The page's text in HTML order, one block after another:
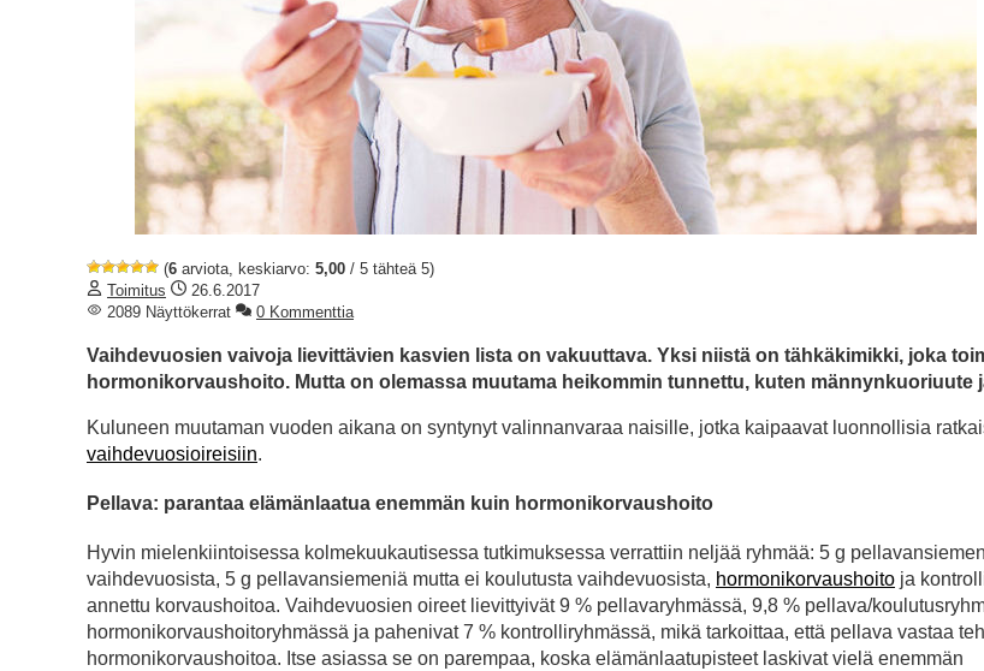
(6 arviota, keskiarvo: 5,00 / 5 tähteä 5)
Toimitus
26.6.2017
2089 Näyttökerrat
0 Kommenttia
Vaihdevuosien vaivoja lievittävien kasvien lista on vakuuttava. Yksi niistä on tähkäkimikki, joka
hormonikorvaushoito. Mutta on olemassa muutama heikommin tunnettu, kuten
Kuluneen muutaman vuoden aikana on syntynyt valinnanvaraa naisille, jotka kaipaavat luonnollisia
vaihdevuosioireisiin.
Pellava: parantaa elämänlaatua enemmän kuin hormonikorvaushoito
Hyvin mielenkiintoisessa kolmekuukautisessa tutkimuksessa verrattiin neljää ryhmää: 5 g
vaihdevuosista, 5 g pellavansiemeniä mutta ei koulutusta vaihdevuosista, hormonikorvaushoito ja
annettu korvaushoitoa. Vaihdevuosien oireet lievittyivät 9 % pellavaryhmässä, 9,8 % pellava/
hormonikorvaushoitoryhmässä ja pahenivat 7 % kontrolliryhmässä, mikä tarkoittaa, että pellava vastaa
hormonikorvaushoitoa. Itse asiassa se on parempaa, koska elämänlaatupisteet laskivat vielä enemmän